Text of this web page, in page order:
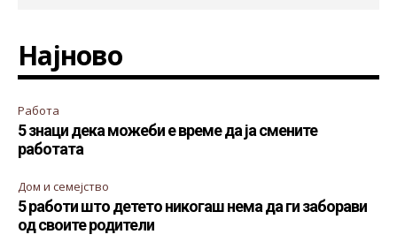
Најново
Работа
5 знаци дека можеби е време да ја смените
работата
Дом и семејство
5 работи што детето никогаш нема да ги заборави
од своите родители